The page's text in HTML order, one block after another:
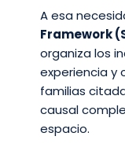
A esa
Framework
organiza los
experiencia y
familias
causal
espacio.